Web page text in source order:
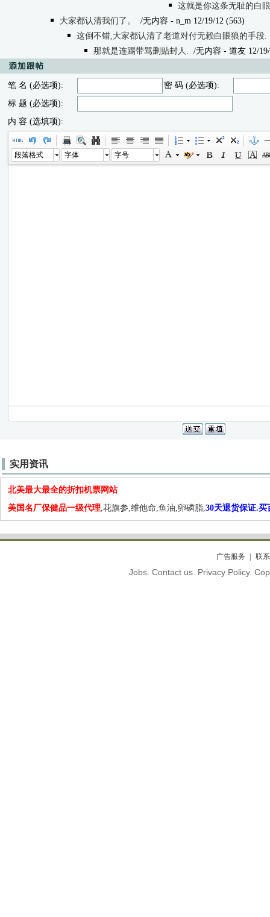
这就是你这条无耻的白
大家都认清我们了。
/无内容 - n_m 12/19/12 (563)
这倒不错,大家都认清了老道对付无赖白眼狼的手段.
那就是连踢带骂删贴封人. /无内容 - 道友 12/
笔 名 (必选项):
密 码 (必选项):
标 题 (必选项):
内 容 (选填项):
段落格式 字体 字号
实用资讯
北美最大最全的折扣机票网站
美国名厂保健品一级代理,花旗参,维他命,鱼油,卵磷脂,30天退货保证.买
广告服务 联
Jobs. Contact us. Privacy Policy.